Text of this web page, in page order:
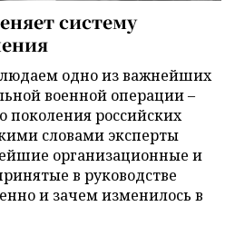
систему
одно из важнейших
военной операции –
поколения российских
словами эксперты
организационные и
в руководстве
и зачем изменилось в